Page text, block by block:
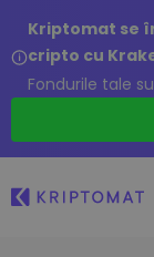
Kriptomat se
cripto cu
Fondurile tale